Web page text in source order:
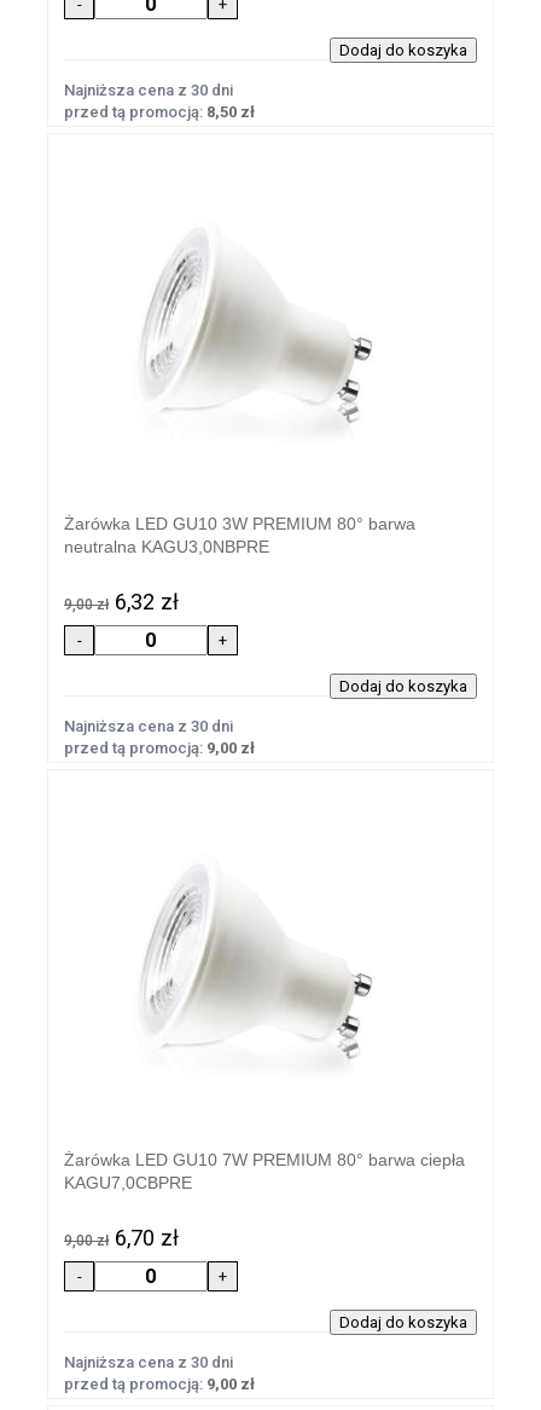
Najniższa cena z 30 dni
przed tą promocją: 8,50 zł
Żarówka LED GU10 3W PREMIUM 80° barwa
neutralna KAGU3,0NBPRE
9,00 zł 6,32 zł
Najniższa cena z 30 dni
przed tą promocją: 9,00 zł
Żarówka LED GU10 7W PREMIUM 80° barwa ciepła
KAGU7,0CBPRE
9,00 zł 6,70 zł
Najniższa cena z 30 dni
przed tą promocją: 9,00 zł